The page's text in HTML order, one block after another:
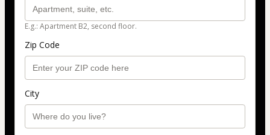
E.g.: Apartment B2, second floor.
Zip Code
City